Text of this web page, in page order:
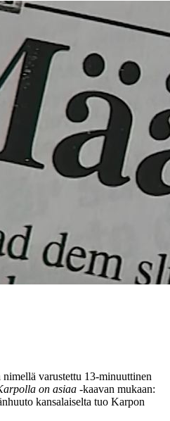
varustettu 13‑minuuttinen
on asiaa ‑kaavan mukaan:
kansalaiselta tuo Karpon